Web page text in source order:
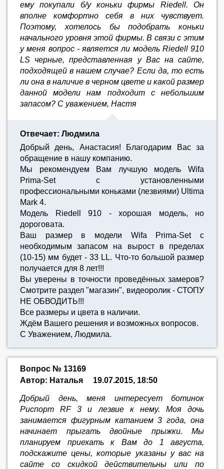
ему покупали б/у коньки фирмы Riedell. Он
вполне комфортно себя в них чувствует.
Поэтому, хотелось бы подобрать коньки
начального уровня этой фирмы. В связи с этим
у меня вопрос - является ли модель Riedell 910
LS черные, представленная у Вас на сайте,
подходящей в нашем случае? Если да, то есть
ли она в наличие в черном цвете и какой размер
данной модели нам подходит с небольшим
запасом? С уважением, Настя
Отвечает: Людмила
Добрый день, Анастасия! Благодарим Вас за
обращение в нашу компанию.
Мы рекомендуем Вам лучшую модель Wifa
Prima-Set с установленными
профессиональными коньками (лезвиями) Ultima
Mark 4.
Модель Riedell 910 - хорошая модель, но
дороговата.
Ваш размер в модели Wifa Prima-Set с
необходимым запасом на вырост в пределах
(10-15) мм будет - 33 LL. Что-то большой размер
получается для 8 лет!!!
Вы уверены в точности проведённых замеров?
Смотрите раздел "магазин", видеоролик - СТОПУ
НЕ ОБВОДИТЬ!!!
Все размеры и цвета в наличии.
Ждём Вашего решения и возможных вопросов.
С Уважением, Людмила.
Вопрос № 13169
Автор: Наталья
19.07.2015, 18:50
Добрый день, меня интересует ботинок
Риспорт RF 3 и лезвие к нему. Моя дочь
занимается фигурным катанием 3 года, она
начинает прыгать двойные прыжки. Мы
планируем приехать к Вам до 1 августа,
подскажите цены, которые указаны у вас на
сайте со скидкой действительны или по